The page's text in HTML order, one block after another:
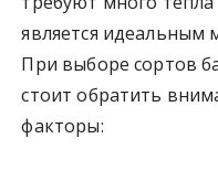
является идеальным
При выборе сортов
стоит обратить
факторы: